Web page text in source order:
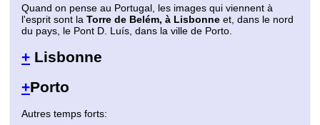
Quand on pense au Portugal, les images qui viennent à
l'esprit sont la Torre de Belém, à Lisbonne et, dans le nord
du pays, le Pont D. Luís, dans la ville de Porto.
+ Lisbonne
+Porto
Autres temps forts: